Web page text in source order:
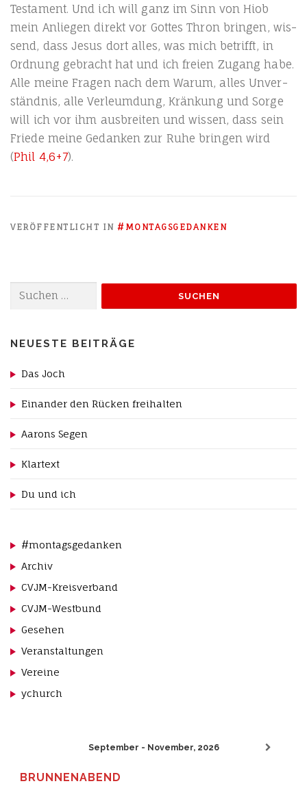
Tes­ta­ment. Und ich will ganz im Sinn von Hiob
mein Anlie­gen direkt vor Got­tes Thron brin­gen, wis­
send, dass Jesus dort alles, was mich betrifft, in
Ord­nung gebracht hat und ich frei­en Zugang habe.
Alle mei­ne Fra­gen nach dem War­um, alles Unver­
ständ­nis, alle Ver­leum­dung, Krän­kung und Sor­ge
will ich vor ihm aus­brei­ten und wis­sen, dass sein
Frie­de mei­ne Gedan­ken zur Ruhe brin­gen wird
(Phil 4,6+7).
VERÖFFENTLICHT IN #MONTAGSGEDANKEN
nach:
NEUESTE BEITRÄGE
Das Joch
Einander den Rücken freihalten
Aarons Segen
Klartext
Du und ich
#montagsgedanken
Archiv
CVJM-Kreisverband
CVJM-Westbund
Gesehen
Veranstaltungen
Vereine
ychurch
September - November, 2026
BRUNNENABEND